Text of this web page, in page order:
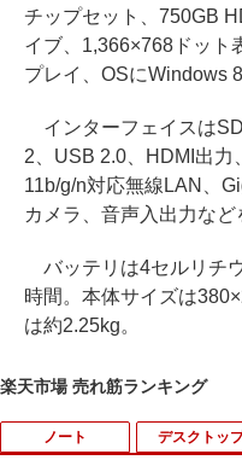
チップセット、750GB
イブ、1,366×768ドット
プレイ、OSにWindows
インターフェイスは
2、USB 2.0、HDMI出力
11b/g/n対応無線LAN、
カメラ、音声入出力など
バッテリは4セルリチ
時間。本体サイズは
は約2.25kg。
楽天市場 売れ筋ランキング
ノート デスクトッ